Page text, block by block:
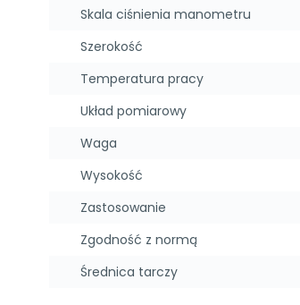
Skala ciśnienia manometru
Szerokość
Temperatura pracy
Układ pomiarowy
Waga
Wysokość
Zastosowanie
Zgodność z normą
Średnica tarczy